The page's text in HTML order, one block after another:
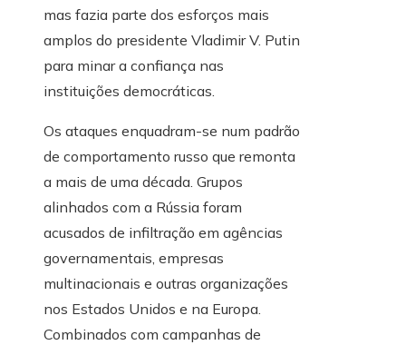
mas fazia parte dos esforços mais
amplos do presidente Vladimir V. Putin
para minar a confiança nas
instituições democráticas.
Os ataques enquadram-se num padrão
de comportamento russo que remonta
a mais de uma década. Grupos
alinhados com a Rússia foram
acusados ​​de infiltração em agências
governamentais, empresas
multinacionais e outras organizações
nos Estados Unidos e na Europa.
Combinados com campanhas de